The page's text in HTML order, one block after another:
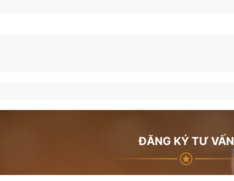
ĐĂNG KÝ TƯ VẤN